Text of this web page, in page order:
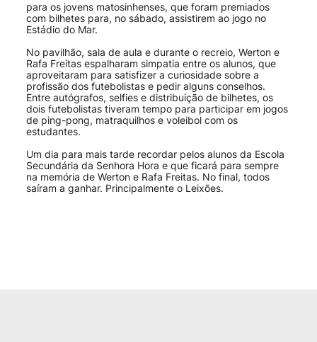
para os jovens matosinhenses, que foram premiados
com bilhetes para, no sábado, assistirem ao jogo no
Estádio do Mar.
No pavilhão, sala de aula e durante o recreio, Werton e
Rafa Freitas espalharam simpatia entre os alunos, que
aproveitaram para satisfizer a curiosidade sobre a
profissão dos futebolistas e pedir alguns conselhos.
Entre autógrafos, selfies e distribuição de bilhetes, os
dois futebolistas tiveram tempo para participar em jogos
de ping-pong, matraquilhos e voleibol com os
estudantes.
Um dia para mais tarde recordar pelos alunos da Escola
Secundária da Senhora Hora e que ficará para sempre
na memória de Werton e Rafa Freitas. No final, todos
saíram a ganhar. Principalmente o Leixões.